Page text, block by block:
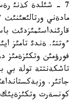
7 - شئلدة كذنئ
مادةني ورتالئعئنئث
قارئنداسئمئزدئث
فورؤمئن وتكئزةمئز
جاتئر.
كونسةرت